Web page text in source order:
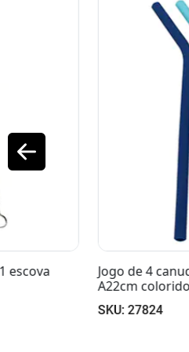
Jogo de 4 canudos em
A22cm colorido
SKU: 27824